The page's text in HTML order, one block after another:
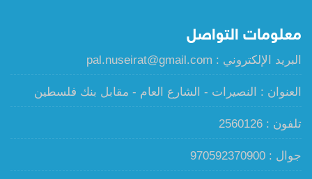
معلومات التواصل
البريد الإلكتروني : pal.nuseirat@gmail.com
العنوان : النصيرات - الشارع العام - مقابل بنك فلسطين
تلفون : 2560126
جوال : 970592370900